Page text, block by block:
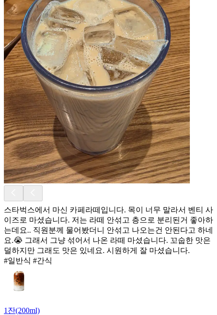
스타벅스에서 마신 카페라떼입니다. 목이 너무 말라서 벤티 사
이즈로 마셨습니다. 저는 라떼 안섞고 층으로 분리된거 좋아하
는데요.. 직원분께 물어봤더니 안섞고 나오는건 안된다고 하네
요.😭 그래서 그냥 섞어서 나온 라떼 마셨습니다. 꼬숩한 맛은
덜하지만 그래도 맛은 있네요. 시원하게 잘 마셨습니다.
#일반식 #간식
1잔(200ml)